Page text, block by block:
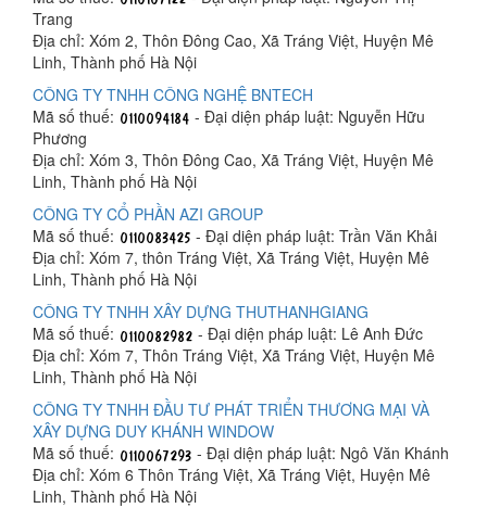
Trang
Địa chỉ: Xóm 2, Thôn Đông Cao, Xã Tráng Việt, Huyện Mê
Linh, Thành phố Hà Nội
CÔNG TY TNHH CÔNG NGHỆ BNTECH
Mã số thuế:
- Đại diện pháp luật: Nguyễn Hữu
Phương
Địa chỉ: Xóm 3, Thôn Đông Cao, Xã Tráng Việt, Huyện Mê
Linh, Thành phố Hà Nội
CÔNG TY CỔ PHẦN AZI GROUP
Mã số thuế:
- Đại diện pháp luật: Trần Văn Khải
Địa chỉ: Xóm 7, thôn Tráng Việt, Xã Tráng Việt, Huyện Mê
Linh, Thành phố Hà Nội
CÔNG TY TNHH XÂY DỰNG THUTHANHGIANG
Mã số thuế:
- Đại diện pháp luật: Lê Anh Đức
Địa chỉ: Xóm 7, Thôn Tráng Việt, Xã Tráng Việt, Huyện Mê
Linh, Thành phố Hà Nội
CÔNG TY TNHH ĐẦU TƯ PHÁT TRIỂN THƯƠNG MẠI VÀ
XÂY DỰNG DUY KHÁNH WINDOW
Mã số thuế:
- Đại diện pháp luật: Ngô Văn Khánh
Địa chỉ: Xóm 6 Thôn Tráng Việt, Xã Tráng Việt, Huyện Mê
Linh, Thành phố Hà Nội